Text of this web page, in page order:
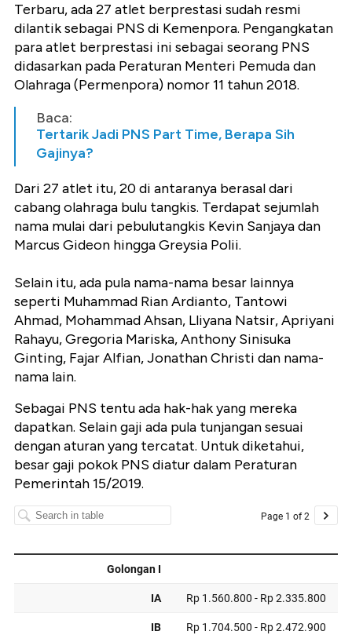
Terbaru, ada 27 atlet berprestasi sudah resmi
dilantik sebagai PNS di Kemenpora. Pengangkatan
para atlet berprestasi ini sebagai seorang PNS
didasarkan pada Peraturan Menteri Pemuda dan
Olahraga (Permenpora) nomor 11 tahun 2018.
Baca:
Tertarik Jadi PNS Part Time, Berapa Sih
Gajinya?
Dari 27 atlet itu, 20 di antaranya berasal dari
cabang olahraga bulu tangkis. Terdapat sejumlah
nama mulai dari pebulutangkis Kevin Sanjaya dan
Marcus Gideon hingga Greysia Polii.
Selain itu, ada pula nama-nama besar lainnya
seperti Muhammad Rian Ardianto, Tantowi
Ahmad, Mohammad Ahsan, Lliyana Natsir, Apriyani
Rahayu, Gregoria Mariska, Anthony Sinisuka
Ginting, Fajar Alfian, Jonathan Christi dan nama-
nama lain.
Sebagai PNS tentu ada hak-hak yang mereka
dapatkan. Selain gaji ada pula tunjangan sesuai
dengan aturan yang tercatat. Untuk diketahui,
besar gaji pokok PNS diatur dalam Peraturan
Pemerintah15/2019.